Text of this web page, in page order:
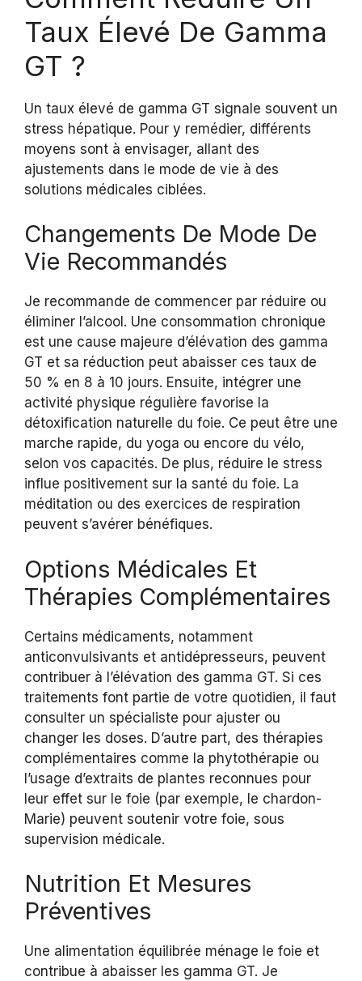
Taux Élevé De Gamma
GT ?
Un taux élevé de gamma GT signale souvent un
stress hépatique. Pour y remédier, différents
moyens sont à envisager, allant des
ajustements dans le mode de vie à des
solutions médicales ciblées.
Changements De Mode De
Vie Recommandés
Je recommande de commencer par réduire ou
éliminer l’alcool. Une consommation chronique
est une cause majeure d’élévation des gamma
GT et sa réduction peut abaisser ces taux de
50 % en 8 à 10 jours. Ensuite, intégrer une
activité physique régulière favorise la
détoxification naturelle du foie. Ce peut être une
marche rapide, du yoga ou encore du vélo,
selon vos capacités. De plus, réduire le stress
influe positivement sur la santé du foie. La
méditation ou des exercices de respiration
peuvent s’avérer bénéfiques.
Options Médicales Et
Thérapies Complémentaires
Certains médicaments, notamment
anticonvulsivants et antidépresseurs, peuvent
contribuer à l’élévation des gamma GT. Si ces
traitements font partie de votre quotidien, il faut
consulter un spécialiste pour ajuster ou
changer les doses. D’autre part, des thérapies
complémentaires comme la phytothérapie ou
l’usage d’extraits de plantes reconnues pour
leur effet sur le foie (par exemple, le chardon-
Marie) peuvent soutenir votre foie, sous
supervision médicale.
Nutrition Et Mesures
Préventives
Une alimentation équilibrée ménage le foie et
contribue à abaisser les gamma GT. Je